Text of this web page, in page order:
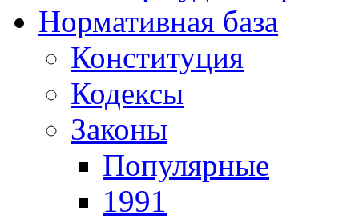
Нормативная база
Конституция
Кодексы
Законы
Популярные
1991